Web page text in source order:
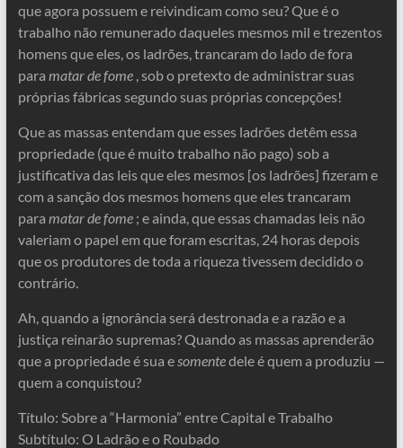
que agora possuem e reivindicam como seu? Que é o
trabalho não remunerado daqueles mesmos mil e trezentos
homens que eles, os ladrões, trancaram do lado de fora
para matar de fome, sob o pretexto de administrar suas
próprias fábricas segundo suas próprias concepções!
Que as massas entendam que esses ladrões detêm essa
propriedade (que é muito trabalho não pago) sob a
justificativa das leis que eles mesmos [os ladrões] fizeram e
com a sanção dos mesmos homens que eles trancaram
para matar de fome; e ainda, que essas chamadas leis não
valeriam o papel em que foram escritas, 24 horas depois
que os produtores de toda a riqueza tivessem decidido o
contrário.
Ah, quando a ignorância será destronada e a razão e a
justiça reinarão supremas? Quando as massas aprenderão
que a propriedade é sua esomentedele é quem a produziu —
quem a conquistou?
Título: Sobre a “Harmonia” entre Capital e Trabalho
Subtítulo: O Ladrão e o Roubado